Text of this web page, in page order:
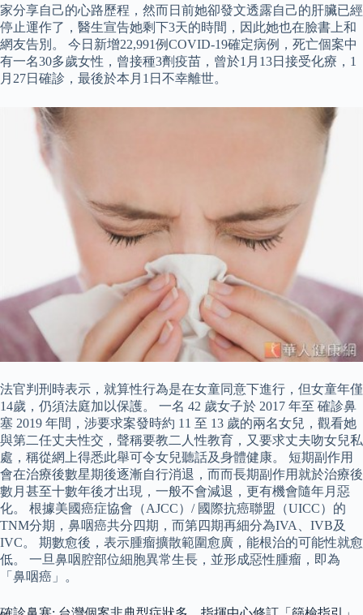
家分享自己的心路歷程，然而日前她卻發文透露自己的肝臟已經
停止運作了，醫生宣告她剩下3天的時間，因此她也在臉書上和
網友告別。 今日新增22,991例COVID-19確定病例，死亡個案中
有一名30多歲女性，曾接種3劑疫苗，曾於1月13日接受化療，1
月27日確診，最後於本月1日不幸離世。
法官判刑時表示，就算性行為是在女童同意下進行，但女童年僅
14歲，仍須法庭加以保護。 一名 42 歲女子於 2017 年至 確診鼻
塞 2019 年間，涉要求案發時約 11 至 13 歲的兩名女兒，觀看她
與第二任丈夫性交，聲稱要教二人性教育，又要求丈夫吻女兒私
處，稱從網上得悉此舉可令女兒聽話及身體健康。 短期副作用
會在治療後數星期後逐漸自行消退，而而長期副作用就於治療後
數月甚至十數年後才出現，一般不會減退，更有機會隨年月惡
化。 根據美國癌症協會（AJCC）/ 國際抗癌聯盟（UICC）的
TNM分期，鼻咽癌共分四期，而第四期再細分為IVA、IVB及
IVC。 期數愈後，表示腫瘤擴散範圍愈廣，能根治的可能性就愈
低。 一旦鼻咽腔部位細胞異常生長，並形成惡性腫瘤，即為
「鼻咽癌」。